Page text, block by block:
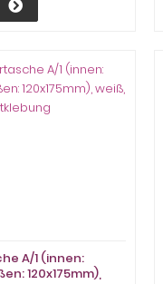
A/1 (innen:
120x175mm),